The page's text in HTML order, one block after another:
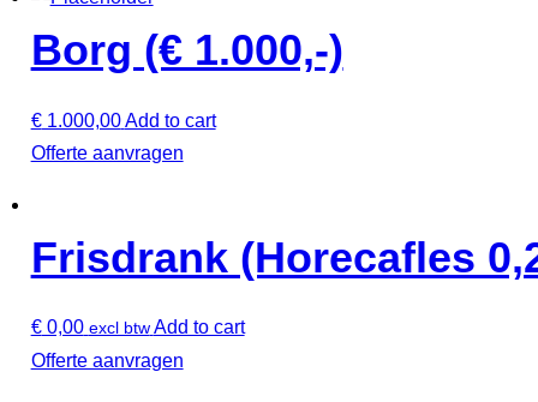
Borg (€ 1.000,-)
€1.000,00 Add to cart
Offerte aanvragen
Frisdrank (Horecafles
€0,00 excl btw Add to cart
Offerte aanvragen